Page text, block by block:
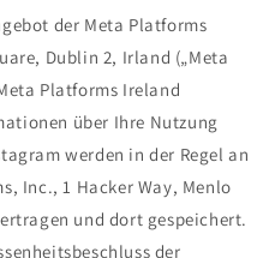
der Meta Platforms
Dublin 2, Irland („Meta
Platforms Ireland
über Ihre Nutzung
werden in der Regel an
Inc., 1 Hacker Way, Menlo
und dort gespeichert.
der